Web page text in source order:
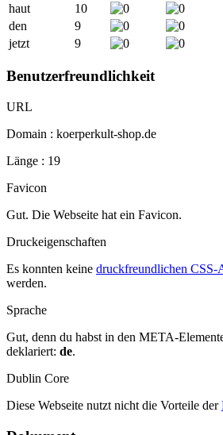
haut
10
den
9
jetzt
9
Benutzerfreundlichkeit
URL
Domain : koerperkult-shop.de
Länge : 19
Favicon
Gut. Die Webseite hat ein Favicon.
Druckeigenschaften
Es konnten keine druckfreundlichen CSS-
werden.
Sprache
Gut, denn du habst in den META-
deklariert: de.
Dublin Core
Diese Webseite nutzt nicht die Vorteile der